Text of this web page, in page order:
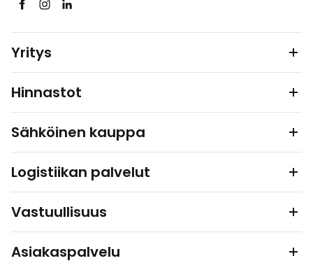
Yritys
Hinnastot
Sähköinen kauppa
Logistiikan palvelut
Vastuullisuus
Asiakaspalvelu